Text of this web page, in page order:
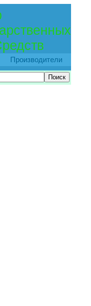
редств
Производители